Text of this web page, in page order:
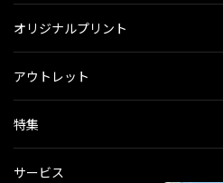
オリジナルプリント
アウトレット
特集
サービス